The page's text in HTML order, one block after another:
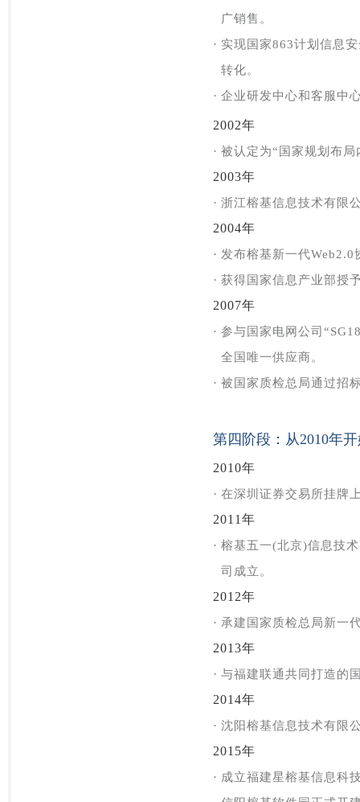
广销售。
· 实现国家863计划信息
转化。
· 企业研发中心和客服中
2002年
· 被认定为“国家规划布
2003年
· 浙江榕基信息技术有限
2004年
· 发布榕基新一代
· 获得国家信息产业部授
2007年
· 参与国家电网公司
全国唯一供应商。
· 被国家质检总局通过招
第四阶段：从2010年
2010年
· 在深圳证券交易所挂牌
2011年
· 榕基五一(北京)信息技
司成立。
2012年
· 承建国家质检总局新一
2013年
· 与福建联通共同打造的
2014年
· 沈阳榕基信息技术有限
2015年
· 成立福建星榕基信息科